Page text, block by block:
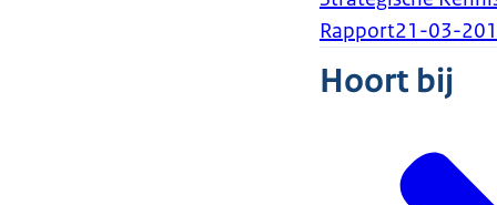
Rapport21-03-
Hoort bij